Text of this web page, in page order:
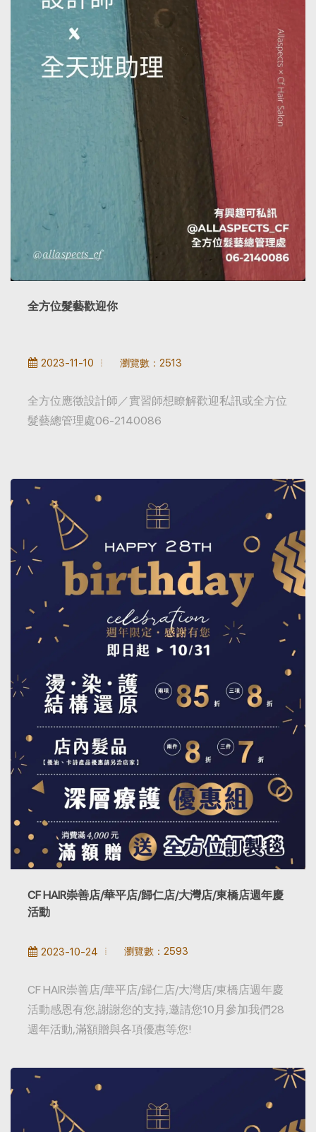
全方位髮藝歡迎你
2023-11-10 瀏覽數：2513
全方位應徵設計師／實習師想瞭解歡迎私訊或全方位
髮藝總管理處06-2140086
CF HAIR崇善店/華平店/歸仁店/大灣店/東橋店週年慶
活動
2023-10-24 瀏覽數：2593
CF HAIR崇善店/華平店/歸仁店/大灣店/東橋店週年慶
活動感恩有您,謝謝您的支持,邀請您10月參加我們28
週年活動,滿額贈與各項優惠等您!